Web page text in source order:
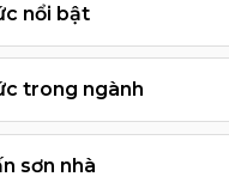
nổi bật
trong ngành
sơn nhà